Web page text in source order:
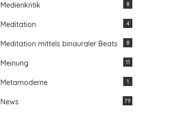
Medienkritik 8
Meditation 4
Meditation mittels binauraler Beats 8
Meinung 11
Metamoderne 1
News 79